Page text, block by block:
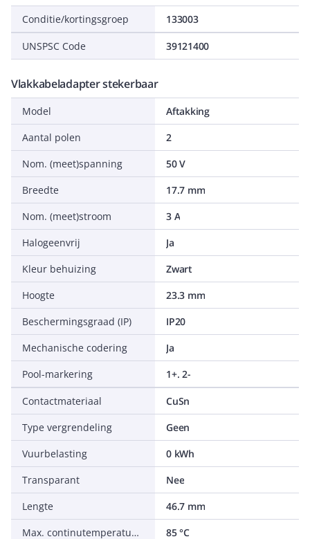
Conditie/kortingsgroep 133003
UNSPSC Code 39121400
Vlakkabeladapter stekerbaar
Model
Aftakking
Aantal polen
2
Nom. (meet)spanning
50 V
Breedte
17.7 mm
Nom. (meet)stroom
3 A
Halogeenvrij
Ja
Kleur behuizing
Zwart
Hoogte
23.3 mm
Beschermingsgraad (IP)
IP20
Mechanische codering
Ja
Pool-markering
1+. 2-
Contactmateriaal
CuSn
Type vergrendeling
Geen
Vuurbelasting
0 kWh
Transparant
Nee
Lengte
46.7 mm
Max. continutemperatuur bestendigheid contactdeel
85 °C